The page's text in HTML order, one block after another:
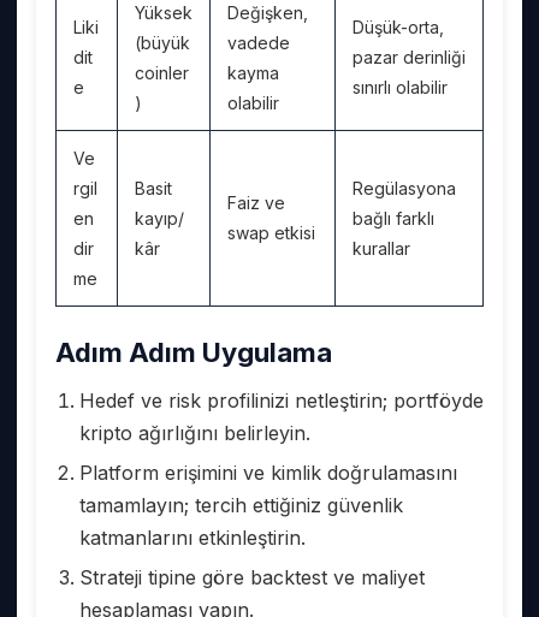
Liki
dit
e
Yüksek
(büyük
coinler
)
Değişken,
vadede
kayma
olabilir
Düşük-orta,
pazar derinliği
sınırlı olabilir
Ve
rgil
en
dir
me
Basit
kayıp/
kâr
Faiz ve
swap etkisi
Regülasyona
bağlı farklı
kurallar
Adım Adım Uygulama
Hedef ve risk profilinizi netleştirin; portföyde
kripto ağırlığını belirleyin.
Platform erişimini ve kimlik doğrulamasını
tamamlayın; tercih ettiğiniz güvenlik
katmanlarını etkinleştirin.
Strateji tipine göre backtest ve maliyet
hesaplaması yapın.